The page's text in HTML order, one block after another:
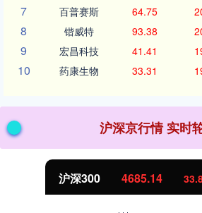
7 百普赛斯 64.75
8 锴威特 93.38
9 宏昌科技 41.41
10 药康生物 33.31
沪深京行情 实时
沪深300 4685.14